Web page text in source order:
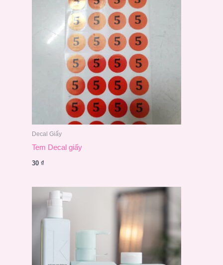
Decal Giấy
Tem Decal giấy
30 ₫